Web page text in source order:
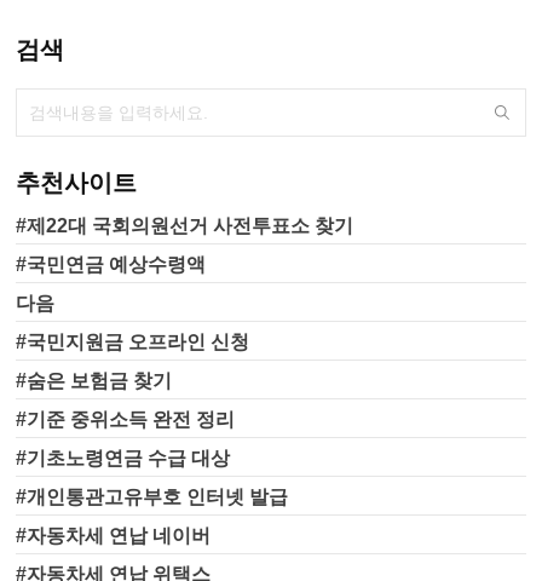
검색
추천사이트
#제22대 국회의원선거 사전투표소 찾기
#국민연금 예상수령액
다음
#국민지원금 오프라인 신청
#숨은 보험금 찾기
#기준 중위소득 완전 정리
#기초노령연금 수급 대상
#개인통관고유부호 인터넷 발급
#자동차세 연납 네이버
#자동차세 연납 위택스